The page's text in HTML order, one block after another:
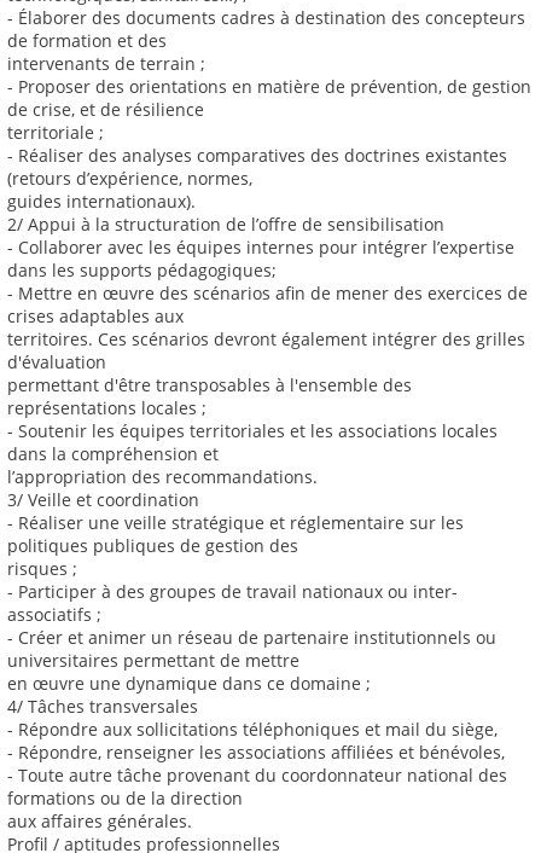
- Élaborer des documents cadres à destination des concepteurs
de formation et des
intervenants de terrain ;
- Proposer des orientations en matière de prévention, de gestion
de crise, et de résilience
territoriale ;
- Réaliser des analyses comparatives des doctrines existantes
(retours d’expérience, normes,
guides internationaux).
2/ Appui à la structuration de l’offre de sensibilisation
- Collaborer avec les équipes internes pour intégrer l’expertise
dans les supports pédagogiques;
- Mettre en œuvre des scénarios afin de mener des exercices de
crises adaptables aux
territoires. Ces scénarios devront également intégrer des grilles
d'évaluation
permettant d'être transposables à l'ensemble des
représentations locales ;
- Soutenir les équipes territoriales et les associations locales
dans la compréhension et
l’appropriation des recommandations.
3/ Veille et coordination
- Réaliser une veille stratégique et réglementaire sur les
politiques publiques de gestion des
risques ;
- Participer à des groupes de travail nationaux ou inter-
associatifs ;
- Créer et animer un réseau de partenaire institutionnels ou
universitaires permettant de mettre
en œuvre une dynamique dans ce domaine ;
4/ Tâches transversales
- Répondre aux sollicitations téléphoniques et mail du siège,
- Répondre, renseigner les associations affiliées et bénévoles,
- Toute autre tâche provenant du coordonnateur national des
formations ou de la direction
aux affaires générales.
Profil / aptitudes professionnelles